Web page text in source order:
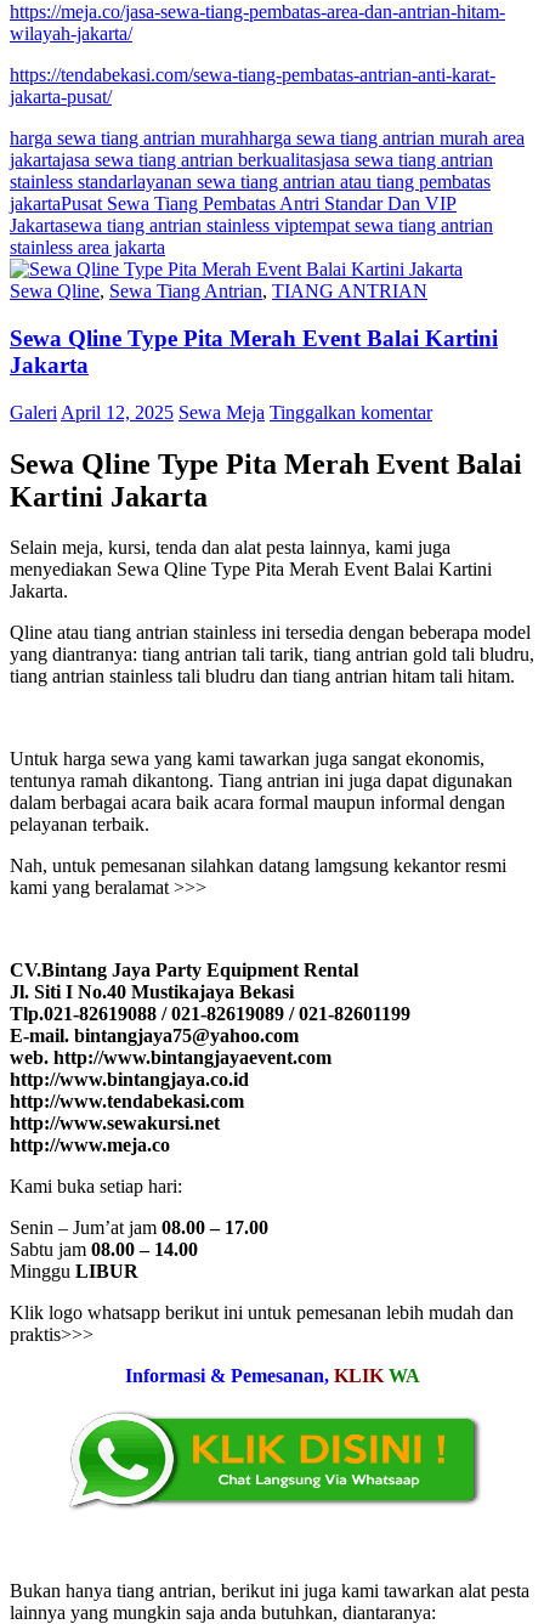
https://meja.co/jasa-sewa-tiang-pembatas-area-dan-antrian-hitam-
wilayah-jakarta/
https://tendabekasi.com/sewa-tiang-pembatas-antrian-anti-karat-
jakarta-pusat/
harga sewa tiang antrian murahharga sewa tiang antrian murah area
jakartajasa sewa tiang antrian berkualitasjasa sewa tiang antrian
stainless standarlayanan sewa tiang antrian atau tiang pembatas
jakartaPusat Sewa Tiang Pembatas Antri Standar Dan VIP
Jakartasewa tiang antrian stainless viptempat sewa tiang antrian
stainless area jakarta
Sewa Qline, Sewa Tiang Antrian, TIANG ANTRIAN
Sewa Qline Type Pita Merah Event Balai Kartini
Jakarta
Galeri April 12, 2025 Sewa Meja Tinggalkan komentar
Sewa Qline Type Pita Merah Event Balai
Kartini Jakarta
Selain meja, kursi, tenda dan alat pesta lainnya, kami juga
menyediakan Sewa Qline Type Pita Merah Event Balai Kartini
Jakarta.
Qline atau tiang antrian stainless ini tersedia dengan beberapa model
yang diantranya: tiang antrian tali tarik, tiang antrian gold tali bludru,
tiang antrian stainless tali bludru dan tiang antrian hitam tali hitam.
Untuk harga sewa yang kami tawarkan juga sangat ekonomis,
tentunya ramah dikantong. Tiang antrian ini juga dapat digunakan
dalam berbagai acara baik acara formal maupun informal dengan
pelayanan terbaik.
Nah, untuk pemesanan silahkan datang lamgsung kekantor resmi
kami yang beralamat >>>
CV.Bintang Jaya Party Equipment Rental
Jl. Siti I No.40 Mustikajaya Bekasi
Tlp.021-82619088 / 021-82619089 / 021-82601199
E-mail. bintangjaya75@yahoo.com
web. http://www.bintangjayaevent.com
http://www.bintangjaya.co.id
http://www.tendabekasi.com
http://www.sewakursi.net
http://www.meja.co
Kami buka setiap hari:
Senin – Jum’at jam 08.00 – 17.00
Sabtu jam 08.00 – 14.00
Minggu LIBUR
Klik logo whatsapp berikut ini untuk pemesanan lebih mudah dan
praktis>>>
Informasi & Pemesanan, KLIK WA
Bukan hanya tiang antrian, berikut ini juga kami tawarkan alat pesta
lainnya yang mungkin saja anda butuhkan, diantaranya: